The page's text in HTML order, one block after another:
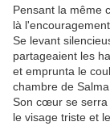
Pensant la même
là
Se levant
partageaient les
et emprunta le
chambre de
Son cœur se serra
le visage triste et